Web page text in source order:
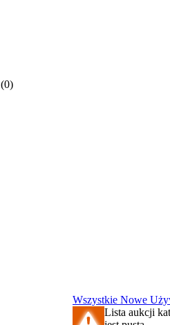
(0)
Wszystkie Nowe
Lista aukcji